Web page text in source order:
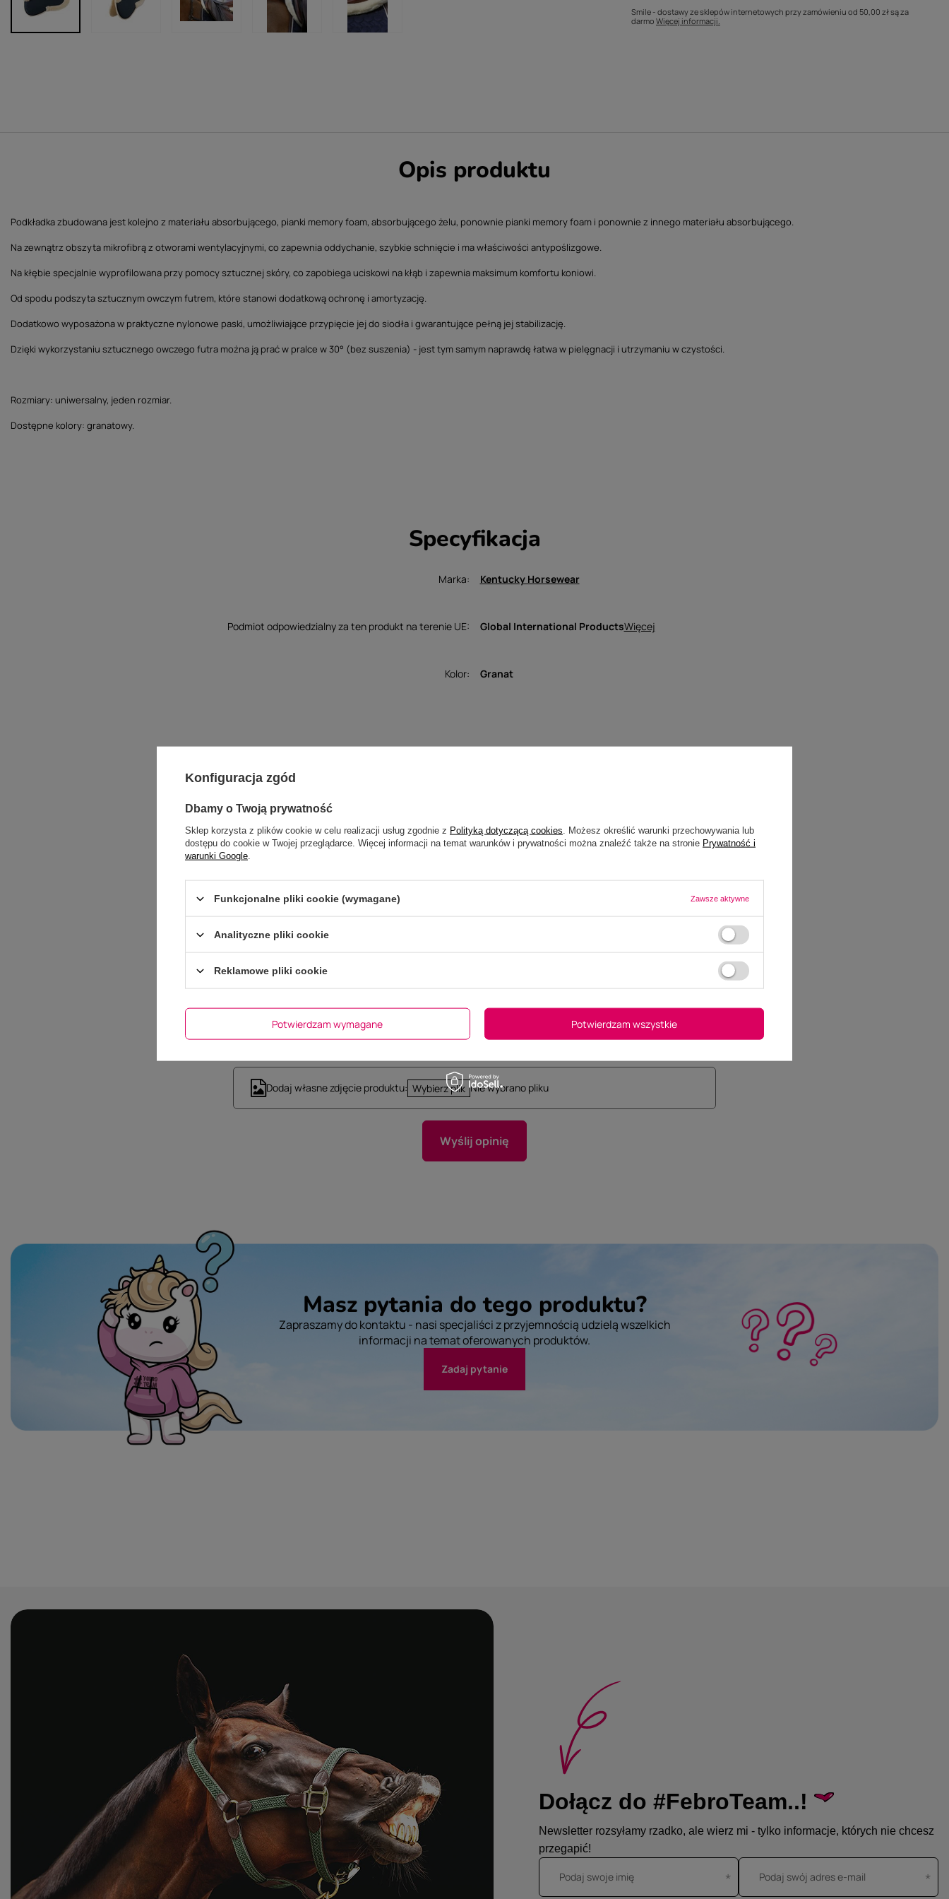
Smile - dostawy ze sklepów internetowych przy zamówieniu od 50,00 złsą za
darmo Więcej informacji.
Opis produktu
Podkładka zbudowana jest kolejno z materiału absorbującego, pianki memory foam, absorbującego żelu, ponownie pianki memory foam i ponownie z innego materiału absorbującego.
Na zewnątrz obszyta mikrofibrą z otworami wentylacyjnymi, co zapewnia oddychanie, szybkie schnięcie i ma właściwości antypoślizgowe.
Na kłębie specjalnie wyprofilowana przy pomocy sztucznej skóry, co zapobiega uciskowi na kłąb i zapewnia maksimum komfortu koniowi.
Od spodu podszyta sztucznym owczym futrem, które stanowi dodatkową ochronę i amortyzację.
Dodatkowo wyposażona w praktyczne nylonowe paski, umożliwiające przypięcie jej do siodła i gwarantujące pełną jej stabilizację.
Dzięki wykorzystaniu sztucznego owczego futra można ją prać w pralce w 30° (bez suszenia) - jest tym samym naprawdę łatwa w pielęgnacji i utrzymaniu w czystości.
Rozmiary: uniwersalny, jeden rozmiar.
Dostępne kolory: granatowy.
Specyfikacja
Marka Kentucky Horsewear
Podmiot odpowiedzialny za ten produkt na terenie UE Global International ProductsWięcej
Kolor Granat
Dodaj własne zdjęcie produktu: Wybierz plik Nie wybrano pliku
Wyślij opinię
Masz pytania do tego produktu?
Zapraszamy do kontaktu - nasi specjaliści z przyjemnością udzielą wszelkich
informacji na temat oferowanych produktów.
Zadaj pytanie
Dołącz do #FebroTeam..!
Newsletter rozsyłamy rzadko, ale wierz mi - tylko informacje, których nie chcesz
przegapić!
Podaj swoje imię Podaj swój adres e-mail
Konfiguracja zgód
Dbamy o Twoją prywatność
Sklep korzysta z plików cookie w celu realizacji usług zgodnie z Polityką dotyczącą cookies . Możesz określić warunki przechowywania lub
dostępu do cookie w Twojej przeglądarce. Więcej informacji na temat warunków i prywatności można znaleźć także na stronie Prywatność i
warunki Google
Funkcjonalne pliki cookie (wymagane) Zawsze aktywne
Analityczne pliki cookie
Reklamowe pliki cookie
Potwierdzam wymagane Potwierdzam wszystkie